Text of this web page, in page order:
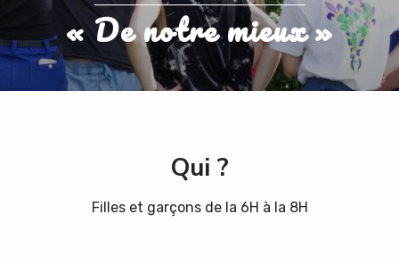
« De notre mieux »
Qui ?
Filles et garçons de la 6H à la 8H